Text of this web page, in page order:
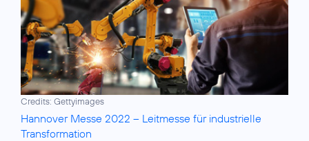
Credits: Gettyimages
Hannover Messe 2022 – Leitmesse für industrielle
Transformation